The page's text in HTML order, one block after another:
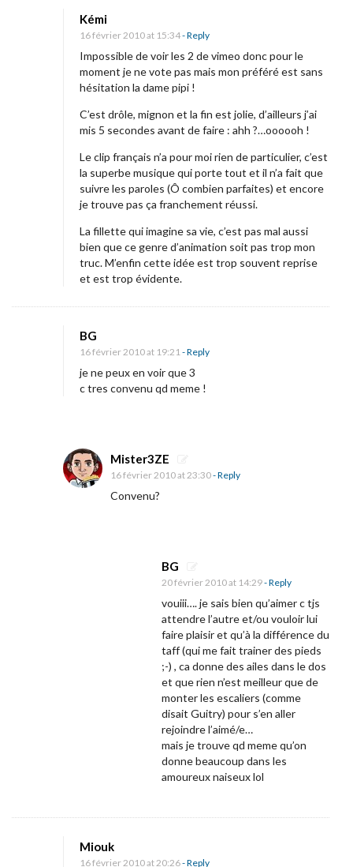
a
n
i
m
a
t
i
o
n
r
o
m
a
n
i
q
u
r
é
Kémi
16 février 2010 at 15:34- Reply
Impossible de voir les 2 de vimeo donc pour le
moment je ne vote pas mais mon préféré est sans
hésitation la dame pipi !
C’est drôle, mignon et la fin est jolie, d’ailleurs j’ai
mis 5 secondes avant de faire : ahh ?…oooooh !
Le clip français n’a pour moi rien de particulier, c’est
la superbe musique qui porte tout et il n’a fait que
suivre les paroles (Ô combien parfaites) et encore
je trouve pas ça franchement réussi.
La fillette qui imagine sa vie, c’est pas mal aussi
bien que ce genre d’animation soit pas trop mon
truc. M’enfin cette idée est trop souvent reprise
et est trop évidente.
BG
16 février 2010 at 19:21- Reply
je ne peux en voir que 3
c tres convenu qd meme !
Mister3ZE
16 février 2010 at 23:30- Reply
Convenu?
BG
20 février 2010 at 14:29- Reply
vouiii…. je sais bien qu’aimer c tjs
attendre l’autre et/ou vouloir lui
faire plaisir et qu’à la différence du
taff (qui me fait trainer des pieds
;-) , ca donne des ailes dans le dos
et que rien n’est meilleur que de
monter les escaliers (comme
disait Guitry) pour s’en aller
rejoindre l’aimé/e…
mais je trouve qd meme qu’on
donne beaucoup dans les
amoureux naiseux lol
Miouk
16 février 2010 at 20:26- Reply